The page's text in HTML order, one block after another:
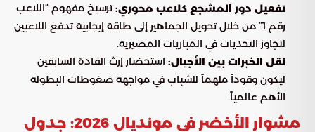
تفعيل دور المشجع كلاعب محوري:ترسيخ مفهوم “اللاعب
رقم 1” من خلال تحويل الجماهير إلى طاقة إيجابية تدفع اللاعبين
لتجاوز التحديات في المباريات المصيرية.
نقل الخبرات بين الأجيال: استحضار إرث القادة السابقين
ليكون وقوداً ملهماً للشباب في مواجهة ضغوطات البطولة
الأهم عالمياً.
مشوار الأخضر في مونديال 2026: جدول